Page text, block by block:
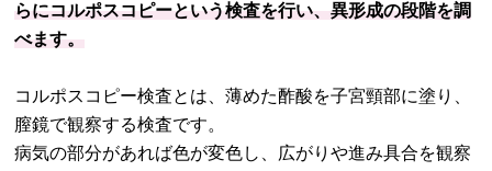
らにコルポスコピーという検査を行い、異形成の段階を調
べます。
コルポスコピー検査とは、薄めた酢酸を子宮頸部に塗り、
膣鏡で観察する検査です。
病気の部分があれば色が変色し、広がりや進み具合を観察